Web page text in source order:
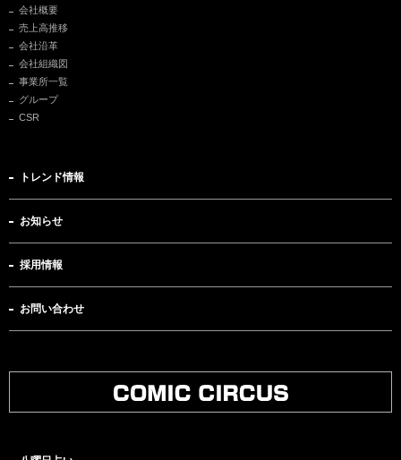
会社概要
売上高推移
会社沿革
会社組織図
事業所一覧
グループ
CSR
トレンド情報
お知らせ
採用情報
お問い合わせ